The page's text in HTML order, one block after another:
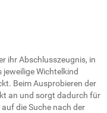
ihr Abschlusszeugnis, in
Wichtelkind
Beim Ausprobieren der
an und sorgt dadurch für
die Suche nach der